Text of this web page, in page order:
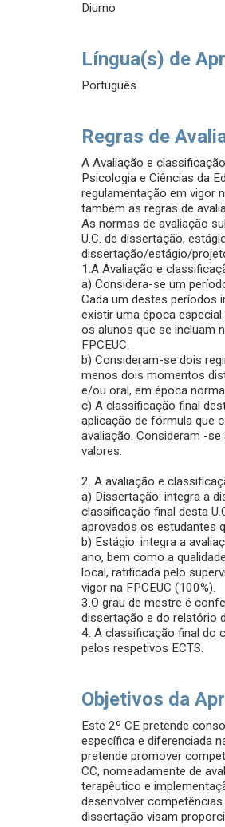
Diurno
Língua(s) de
Português
Regras de
A Avaliação e
Psicologia e Ciências da
regulamentação em vigor
também as regras de
As normas de avaliação
U.C. de dissertação,
dissertação/estágio/
1.A Avaliação e
a) Considera-se um
Cada um destes períodos
existir uma época
os alunos que se incluam
FPCEUC.
b) Consideram-se dois
menos dois momentos
e/ou oral, em época
c) A classificação final
aplicação de fórmula que
avaliação. Consideram -
valores.
2. A avaliação e
a) Dissertação: integra a
classificação final desta
aprovados os estudantes
b) Estágio: integra a
ano, bem como a
local, ratificada pelo
vigor na FPCEUC (100%).
3.O grau de mestre é
dissertação e do relatório
4. A classificação final do
pelos respetivos ECTS.
Objetivos da
Este 2º CE pretende
específica e diferenciada
pretende promover
CC, nomeadamente de
terapêutico e
desenvolver
dissertação visam